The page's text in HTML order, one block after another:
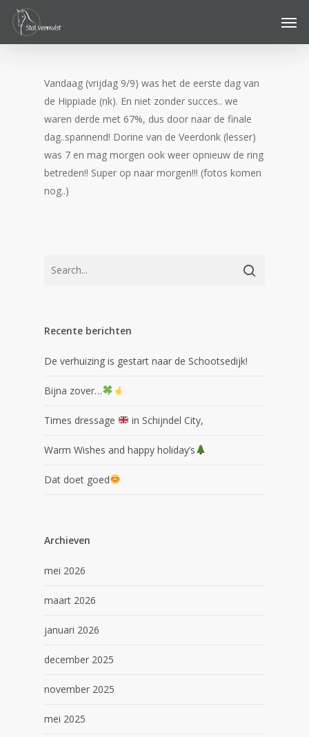
Skip
main
Vandaag (vrijdag 9/9) was het de eerste dag van
de Hippiade (nk). En niet zonder succes.. we
waren derde met 67%, dus door naar de finale
dag..spannend! Dorine van de Veerdonk (lesser)
was 7 en mag morgen ook weer opnieuw de ring
betreden!! Super op naar morgen!!! (fotos komen
nog..)
Recente berichten
De verhuizing is gestart naar de Schootsedijk!
Bijna zover…
Times dressage in Schijndel City,
Warm Wishes and happy holiday’s
Dat doet goed
Archieven
mei 2026
maart 2026
januari 2026
december 2025
november 2025
mei 2025